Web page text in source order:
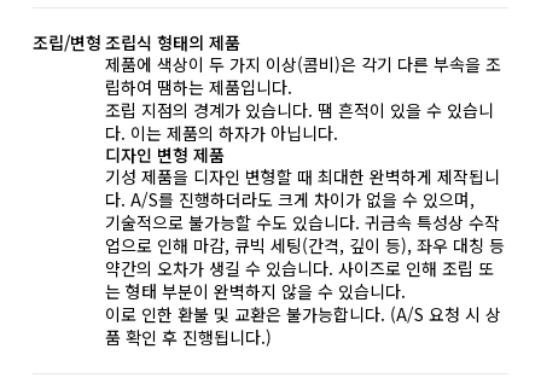
조립/변형 조립식 형태의 제품
제품에 색상이 두 가지 이상(콤비)은 각기 다른 부속을 조
립하여 땜하는 제품입니다.
조립 지점의 경계가 있습니다. 땜 흔적이 있을 수 있습니
다. 이는 제품의 하자가 아닙니다.
디자인 변형 제품
기성 제품을 디자인 변형할 때 최대한 완벽하게 제작됩니
다. A/S를 진행하더라도 크게 차이가 없을 수 있으며,
기술적으로 불가능할 수도 있습니다. 귀금속 특성상 수작
업으로 인해 마감, 큐빅 세팅(간격, 깊이 등), 좌우 대칭 등
약간의 오차가 생길 수 있습니다. 사이즈로 인해 조립 또
는 형태 부분이 완벽하지 않을 수 있습니다.
이로 인한 환불 및 교환은 불가능합니다. (A/S 요청 시 상
품 확인 후 진행됩니다.)